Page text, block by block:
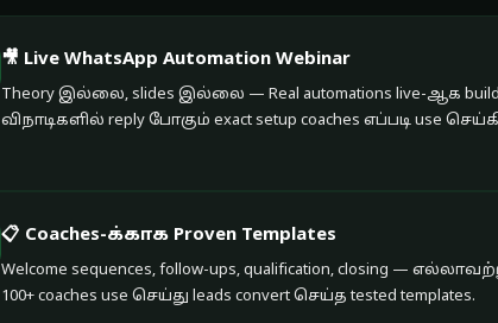
🎥 Live WhatsApp Automation Webinar
Theory இல்லை, slides இல்லை — Real automations live-ஆக
விநாடிகளில் reply போகும் exact setup coaches எப்படி use
📋 Coaches-க்காக Proven Templates
Welcome sequences, follow-ups, qualification, closing —
100+ coaches use செய்து leads convert செய்த tested templates.